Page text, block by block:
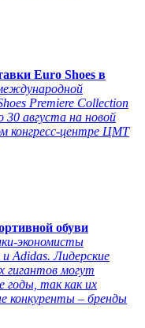
Euro Shoes в
Premiere Collection
августа на новой
конгресс-центре ЦМТ
обуви
экономисты
Adidas. Лидерские
гигантов могут
годы, так как их
конкуренты – бренды